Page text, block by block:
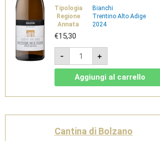
Tipologia
Bianchi
Regione
Trentino Alto Adige
Annata
2024
€15,30
-
Pinot
Bianco
2024
Südtirol
Alto
Adige
di
Bolzano
+
Aggiungi al carrello
Cantina di Bolzano